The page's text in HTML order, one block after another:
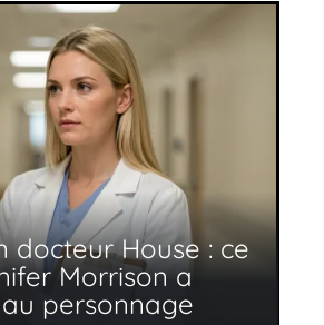
docteur House : ce
Morrison a
personnage